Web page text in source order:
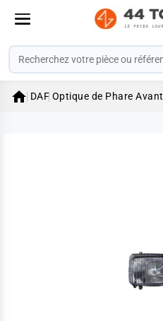
 DAF Optique de Phare Avant